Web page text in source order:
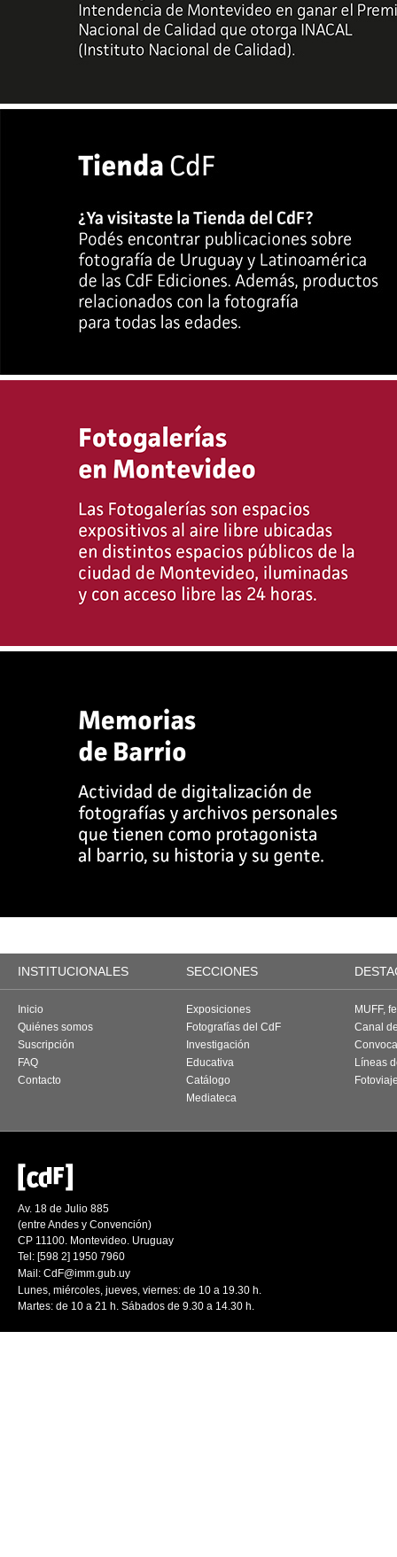
INSTITUCIONALES SECCIONES
Inicio
Quiénes somos
Suscripción
FAQ
Contacto
Exposiciones
Fotografías del CdF
Investigación
Educativa
Catálogo
Mediateca
MUFF,
Canal
Líneas
Av. 18 de Julio 885
(entre Andes y Convención)
CP 11100. Montevideo. Uruguay
Tel: [598 2] 1950 7960
Mail: CdF@imm.gub.uy
Lunes, miércoles, jueves, viernes: de 10 a 19.30 h.
Martes: de 10 a 21 h. Sábados de 9.30 a 14.30 h.